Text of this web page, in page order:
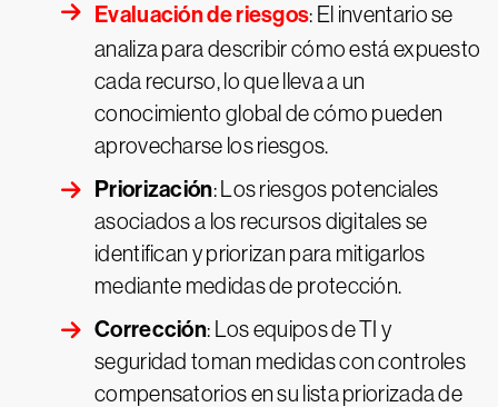
Evaluación de riesgos: El inventario se
analiza para describir cómo está expuesto
cada recurso, lo que lleva a un
conocimiento global de cómo pueden
aprovecharse los riesgos.
Priorización: Los riesgos potenciales
asociados a los recursos digitales se
identifican y priorizan para mitigarlos
mediante medidas de protección.
Corrección: Los equipos de TI y
seguridad toman medidas con controles
compensatorios en su lista priorizada de